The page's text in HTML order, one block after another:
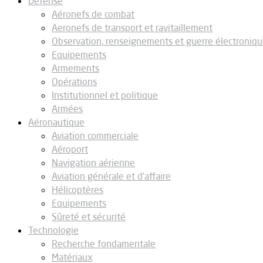
Aéronefs de combat
Aeronefs de transport et ravitaillement
Observation, renseignements et guerre
Equipements
Armements
Opérations
Institutionnel et politique
Armées
Aéronautique
Aviation commerciale
Aéroport
Navigation aérienne
Aviation générale et d’affaire
Hélicoptères
Equipements
Sûreté et sécurité
Technologie
Recherche fondamentale
Matériaux